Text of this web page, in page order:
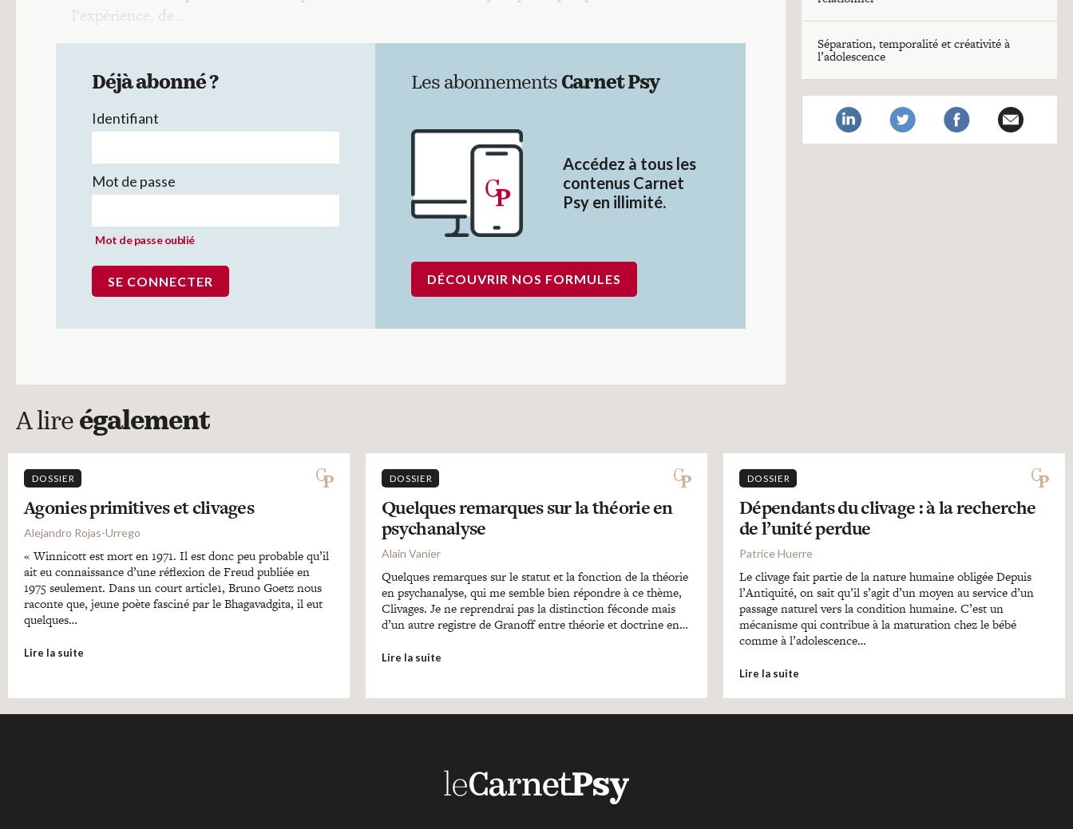
l’expérience, de…
Déjà abonné ?
Identifiant
Mot de passe
Mot de passe oublié
Les abonnements Carnet Psy
Accédez à tous les
contenus Carnet
Psy en illimité.
DÉCOUVRIR NOS FORMULES
Séparation, temporalité et créativité à
l’adolescence
A lire également
DOSSIER
Agonies primitives et clivages
Alejandro Rojas-Urrego
« Winnicott est mort en 1971. Il est donc peu probable qu’il
ait eu connaissance d’une réflexion de Freud publiée en
1975 seulement. Dans un court article1, Bruno Goetz nous
raconte que, jeune poète fasciné par le Bhagavadgita, il eut
quelques…
Lire la suite
DOSSIER
Quelques remarques sur la théorie en
psychanalyse
Alain Vanier
Quelques remarques sur le statut et la fonction de la théorie
en psychanalyse, qui me semble bien répondre à ce thème,
Clivages. Je ne reprendrai pas la distinction féconde mais
d’un autre registre de Granoff entre théorie et doctrine en…
Lire la suite
DOSSIER
Dépendants du clivage : à la recherche
de l’unité perdue
Patrice Huerre
Le clivage fait partie de la nature humaine obligée Depuis
l’Antiquité, on sait qu’il s’agit d’un moyen au service d’un
passage naturel vers la condition humaine. C’est un
mécanisme qui contribue à la maturation chez le bébé
comme à l’adolescence…
Lire la suite